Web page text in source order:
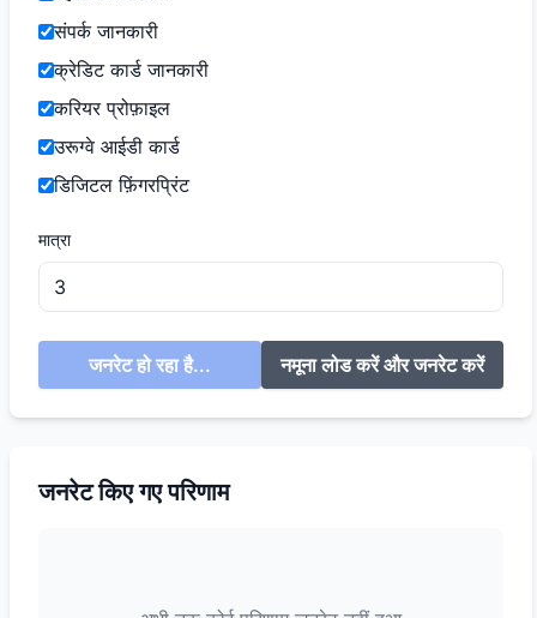
संपर्क जानकारी
क्रेडिट कार्ड जानकारी
करियर प्रोफ़ाइल
उरूग्वे आईडी कार्ड
डिजिटल फ़िंगरप्रिंट
मात्रा
जनरेट हो रहा है... नमूना लोड करें और जनरेट करें
जनरेट किए गए परिणाम